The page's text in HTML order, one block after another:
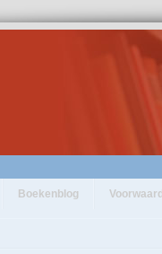
Boekenblog